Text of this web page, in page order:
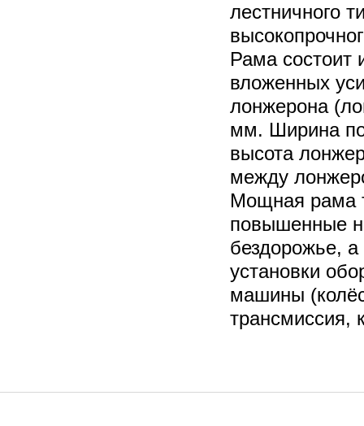
лестничного
Рама состоит
вложенных
лонжерона
мм. Ширина
высота
между
Мощная рама
повышенные
бездорожье, а
установки
машины